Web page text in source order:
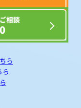
相談
ら
ら